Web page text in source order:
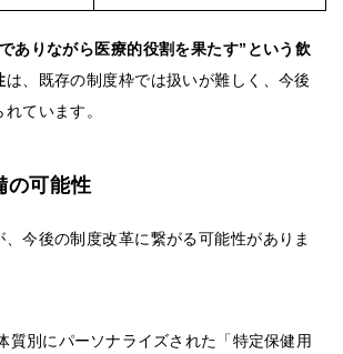
ありながら医療的役割を果たす”という飲
は、既存の制度枠では扱いが難しく、今後
ています。
の可能性
今後の制度改革に繋がる可能性がありま
質別にパーソナライズされた「特定保健用